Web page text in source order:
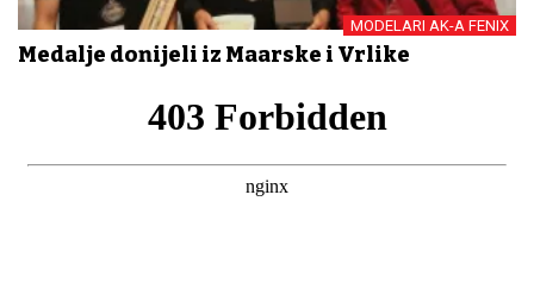
MODELARI AK-A FENIX
Medalje donijeli iz Mađarske i Vrlike